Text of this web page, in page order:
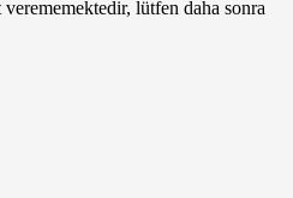
lütfen daha sonra